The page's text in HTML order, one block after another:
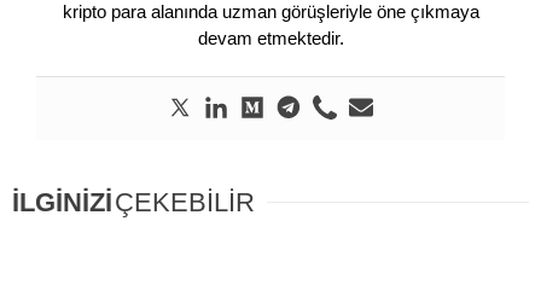
kripto para alanında uzman görüşleriyle öne çıkmaya
devam etmektedir.
İLGİNİZİÇEKEBİLİR